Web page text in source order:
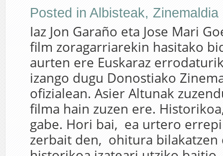
Posted in Albisteak, Zinemaldia
Iaz Jon Garaño eta Jose Mari
film zoragarriarekin hasitako
aurten ere Euskaraz
izango dugu Donostiako
ofizialean. Asier Altunak
filma hain zuzen ere.
gabe. Hori bai, ea urtero
zerbait den, ohitura bilakatzen